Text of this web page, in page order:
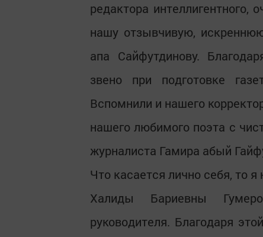
редактора интеллигентного,
нашу отзывчивую,
апа Сайфутдинову.
звено при подготовке
Вспомнили и нашего
нашего любимого поэта с
журналиста Гамира абый
Что касается лично себя, то я
Халиды Бариевны
руководителя. Благодаря